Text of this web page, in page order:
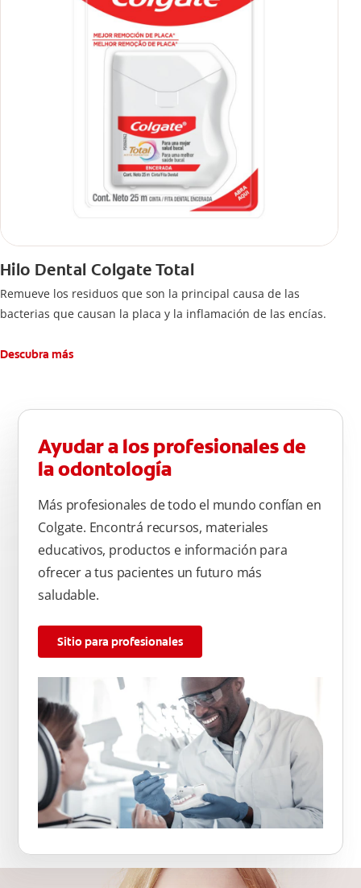
Hilo Dental Colgate Total
Remueve los residuos que son la principal causa de las
bacterias que causan la placa y la inflamación de las encías.
Descubra más
Ayudar a los profesionales de
la odontología
Más profesionales de todo el mundo confían en
Colgate. Encontrá recursos, materiales
educativos, productos e información para
ofrecer a tus pacientes un futuro más
saludable.
Sitio para profesionales